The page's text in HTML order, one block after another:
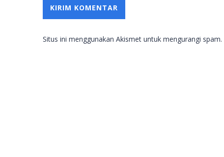
Situs ini menggunakan Akismet untuk mengurangi spam.